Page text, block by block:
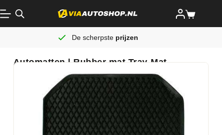
De scherpste prijzen
Automatten | Rubber mat Tray-Mat